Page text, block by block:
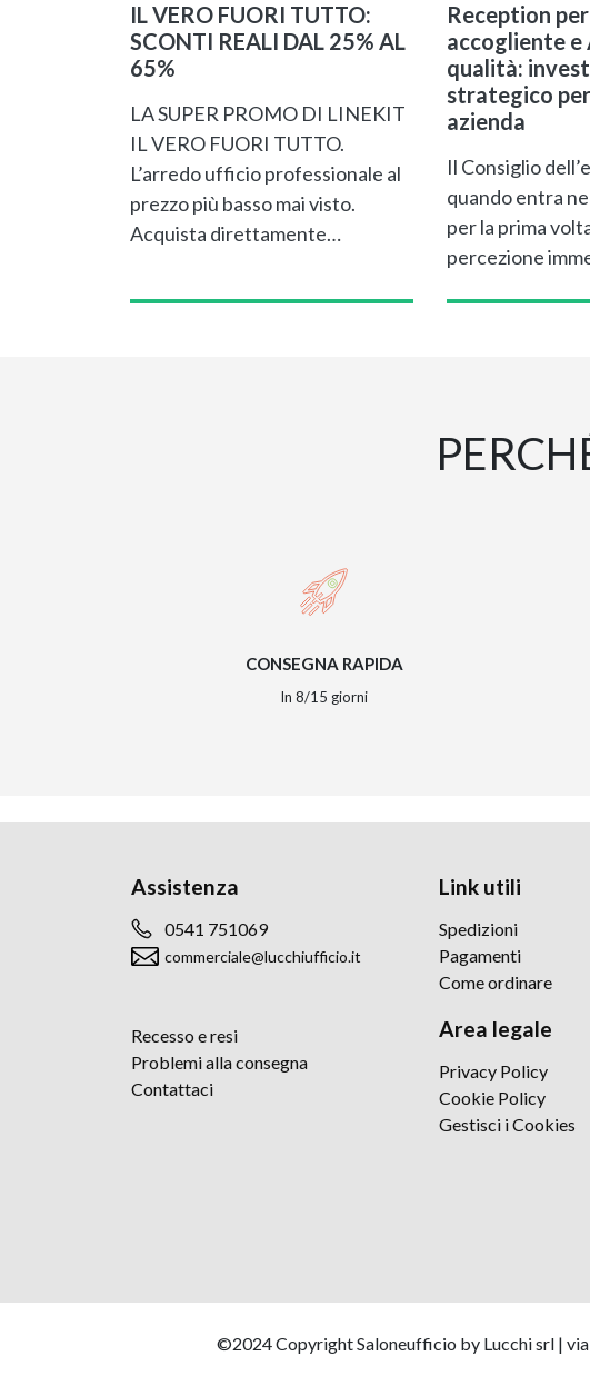
IL VERO FUORI TUTTO:
SCONTI REALI DAL 25% AL
65%
LA SUPER PROMO DI LINEKIT
IL VERO FUORI TUTTO.
L’arredo ufficio professionale al
prezzo più basso mai visto.
Acquista direttamente…
Reception
accogliente e
qualità:
strategico
azienda
Il Consiglio
quando entra
per la prima
percezione
CONSEGNA RAPIDA
In 8/15 giorni
Assistenza
0541 751069
commerciale@lucchiufficio.it
Recesso e resi
Problemi alla consegna
Contattaci
Link utili
Spedizioni
Pagamenti
Come ordinare
Area legale
Privacy Policy
Cookie Policy
Gestisci i Cookies
©2024 Copyright Saloneufficio by Lucchi srl |